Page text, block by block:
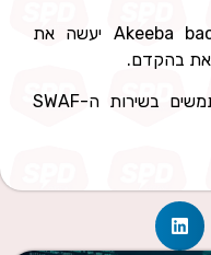
עדכון לגרסה האחרונה של Akeeba backup יעשה את
כמו כן, כלל לקוחות SPD המשתמשים בשירות ה-SWAF